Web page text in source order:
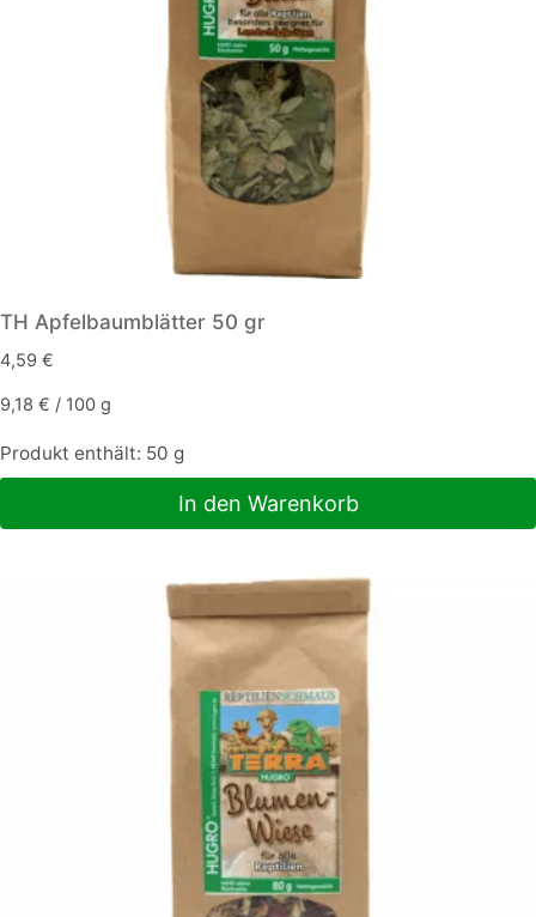
TH Apfelbaumblätter 50 gr
4,59 €
9,18 € / 100 g
Produkt enthält: 50 g
In den Warenkorb